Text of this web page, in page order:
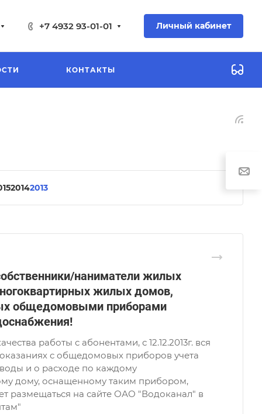
+7 4932 93-01-01 Личный кабинет
КОНТАКТЫ
20142013
наниматели жилых
жилых домов,
общедомовыми приборами
работы с абонентами, с 12.12.2013г. вся
с общедомовых приборов учета
и о расходе по каждому
дому, оснащенному таким прибором,
размещаться на сайте ОАО "Водоканал" в